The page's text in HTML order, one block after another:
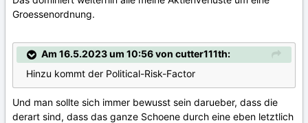
Groessenordnung.
Am 16.5.2023 um 10:56 von cutter111th:
Hinzu kommt der Political-Risk-Factor
Und man sollte sich immer bewusst sein darueber, dass die
derart sind, dass das ganze Schoene durch eine eben letztlich